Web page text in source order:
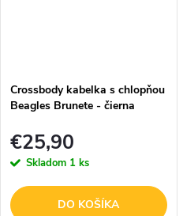
Crossbody kabelka s chlopňou
Beagles Brunete - čierna
€25,90
Skladom 1 ks
DO KOŠÍKA